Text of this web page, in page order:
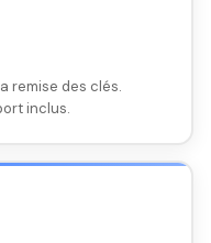
remise des clés.
inclus.